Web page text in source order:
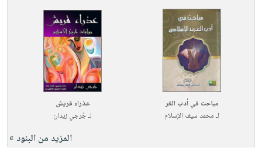
مباحث في أدب الغر
لـمحمد سيف الإسلام
عذراء قريش
لـجُرجي زيدان
المزيد من البنود »